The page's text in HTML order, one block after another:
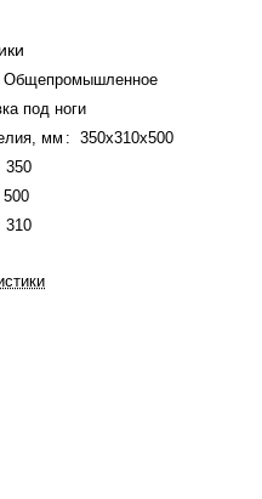
Общепромышленное
под ноги
мм :
350x310x500
350
500
310